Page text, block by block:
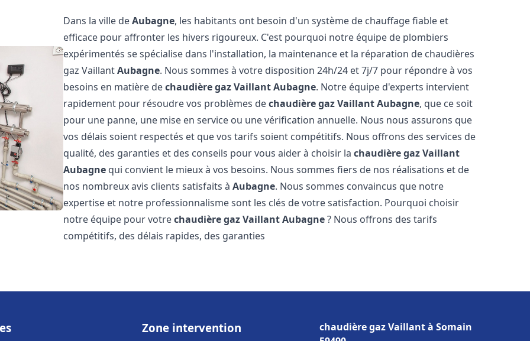
Dans la ville deAubagne, les habitants ont besoin d'un système de chauffage fiable et
efficace pour affronter les hivers rigoureux. C'est pourquoi notre équipe de plombiers
expérimentés se spécialise dans l'installation, la maintenance et la réparation de chaudières
gaz VaillantAubagne. Nous sommes à votre disposition 24h/24 et 7j/7 pour répondre à vos
besoins en matière dechaudière gaz VaillantAubagne. Notre équipe d'experts intervient
rapidement pour résoudre vos problèmes dechaudière gaz VaillantAubagne, que ce soit
pour une panne, une mise en service ou une vérification annuelle. Nous nous assurons que
vos délais soient respectés et que vos tarifs soient compétitifs. Nous offrons des services de
qualité, des garanties et des conseils pour vous aider à choisir lachaudière gaz Vaillant
Aubagne qui convient le mieux à vos besoins. Nous sommes fiers de nos réalisations et de
nos nombreux avis clients satisfaits àAubagne. Nous sommes convaincus que notre
expertise et notre professionnalisme sont les clés de votre satisfaction. Pourquoi choisir
notre équipe pour votrechaudière gaz VaillantAubagne? Nous offrons des tarifs
compétitifs, des délais rapides, des garanties
Zone intervention
chaudière gaz Vaillant à Somain